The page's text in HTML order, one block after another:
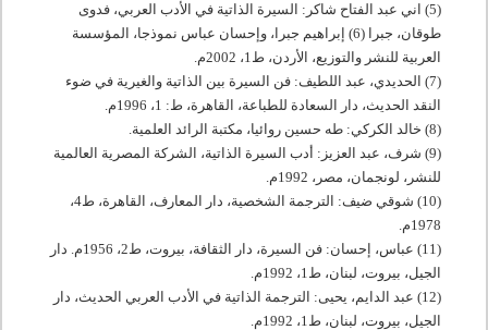
(5) اني عبد الفتاح شاكر: السيرة الذاتية في الأدب العربي، فدوى
طوقان، جبرا (6) إبراهيم جبرا، وإحسان عباس نموذجا، المؤسسة
العربية للنشر والتوزيع، الأردن، ط1، 2002م.
(7) الحديدي، عبد اللطيف: فن السيرة بين الذاتية والغيرية في ضوء
النقد الحديث، دار السعادة للطباعة، القاهرة، ط: 1، 1996م.
(8) خالد الكركي: طه حسين روائيا، مكتبة الرائد العلمية.
(9) شرف، عبد العزيز: أدب السيرة الذاتية، الشركة المصرية العالمية
للنشر، لونجمان، مصر، 1992م.
(10) شوقي ضيف: الترجمة الشخصية، دار المعارف، القاهرة، ط
4،
1978م.
(11) عباس، إحسان: فن السيرة، دار الثقافة، بيروت، ط
2، 1956م. دار
الجيل، بيروت، لبنان، ط1، 1992م.
(12) عبد الدايم، يحيى: الترجمة الذاتية في الأدب العربي الحديث، دار
الجيل، بيروت، لبنان، ط1، 1992م.